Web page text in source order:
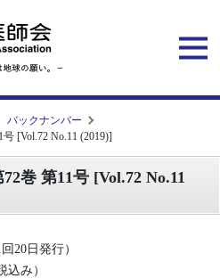
バックナンバー
[Vol.72 No.11 (2019)]
巻 第11号 [Vol.72 No.11
20日発行）
み）